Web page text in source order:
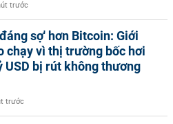
trước
sợ' hơn Bitcoin: Giới
chạy vì thị trường bốc hơi
USD bị rút không thương
trước